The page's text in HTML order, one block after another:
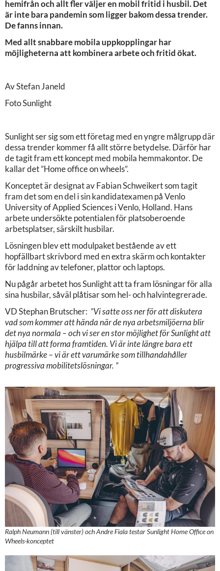
hemifrån och allt fler väljer en mobil fritid i husbil. Det
är inte bara pandemin som ligger bakom dessa trender.
De fanns innan.
Med allt snabbare mobila uppkopplingar har
möjligheterna att kombinera arbete och fritid ökat.
Av Stefan Janeld
Foto Sunlight
Sunlight ser sig som ett företag med en yngre målgrupp där
dessa trender kommer få allt större betydelse. Därför har
de tagit fram ett koncept med mobila hemmakontor. De
kallar det ”Home office on wheels”.
Konceptet är designat av Fabian Schweikert som tagit
fram det som en del i sin kandidatexamen på Venlo
University of Applied Sciences i Venlo, Holland. Hans
arbete undersökte potentialen för platsoberoende
arbetsplatser, särskilt husbilar.
Lösningen blev ett modulpaket bestående av ett
hopfällbart skrivbord med en extra skärm och kontakter
för laddning av telefoner, plattor och laptops.
Nu pågår arbetet hos Sunlight att ta fram lösningar för alla
sina husbilar, såväl plåtisar som hel- och halvintegrerade.
VD Stephan Brutscher: ”Vi satte oss ner för att diskutera
vad som kommer att hända när de nya arbetsmiljöerna blir
det nya normala – och vi ser en stor möjlighet för Sunlight att
hjälpa till att forma framtiden. Vi är inte längre bara ett
husbilmärke – vi är ett varumärke som tillhandahåller
progressiva mobilitetslösningar. ”
Ralph Neumann (till vänster) och Andre Fiala testar Sunlight Home Office on
Wheels-konceptet